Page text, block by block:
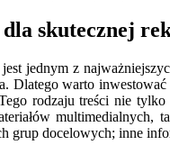
skutecznej
jednym z
Dlatego warto
rodzaju treści nie
grup docelowych; inne